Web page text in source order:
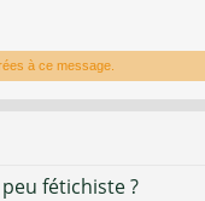
à ce message.
fétichiste ?